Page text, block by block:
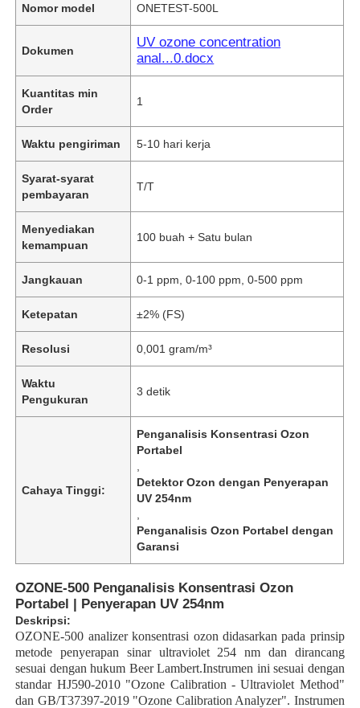
Nomor model ONETEST-500L
Dokumen
UV ozone concentration
anal...0.docx
Kuantitas min
Order
1
Waktu pengiriman 5-10 hari kerja
Syarat-syarat
pembayaran
T/T
Menyediakan
kemampuan
100 buah + Satu bulan
Jangkauan 0-1 ppm, 0-100 ppm, 0-500 ppm
Ketepatan ±2% (FS)
Resolusi 0,001 gram/m³
Waktu
Pengukuran
3 detik
Cahaya Tinggi:
Penganalisis Konsentrasi Ozon
Portabel
Detektor Ozon dengan Penyerapan
UV 254nm
Penganalisis Ozon Portabel dengan
Garansi
OZONE-500 Penganalisis Konsentrasi Ozon
Portabel | Penyerapan UV 254nm
Deskripsi:
OZONE-500 analizer konsentrasi ozon didasarkan pada prinsip
metode penyerapan sinar ultraviolet 254 nm dan dirancang
sesuai dengan hukum Beer Lambert.Instrumen ini sesuai dengan
standar HJ590-2010 "Ozone Calibration - Ultraviolet Method"
dan GB/T37397-2019 "Ozone Calibration Analyzer". Instrumen